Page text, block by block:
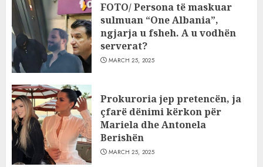
FOTO/ Persona të maskuar
sulmuan “One Albania”,
ngjarja u fsheh. A u vodhën
serverat?
MARCH 25, 2025
Prokuroria jep pretencën, ja
çfarë dënimi kërkon për
Mariela dhe Antonela
Berishën
MARCH 25, 2025